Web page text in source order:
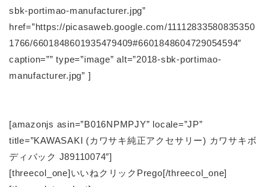
sbk-portimao-manufacturer.jpg”
href=”https://picasaweb.google.com/11112833580835350
1766/6601848601935479409#6601848604729054594″
caption=”” type=”image” alt=”2018-sbk-portimao-
manufacturer.jpg” ]
[amazonjs asin=”B016NPMPJY” locale=”JP”
title=”KAWASAKI (カワサキ純正アクセサリー) カワサキボ
ディバック J89110074″]
[threecol_one]いいねクリックPrego[/threecol_one]